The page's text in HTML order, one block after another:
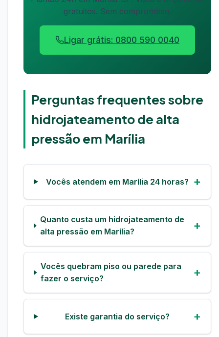
gratuitos. Sem compromisso.
Ligar grátis: 0800 590 0040
Perguntas frequentes sobre
hidrojateamento de alta
pressão em Marília
Vocês atendem em Marília 24 horas?
Quanto custa um hidrojateamento de
alta pressão em Marília?
Vocês quebram piso ou parede para
fazer o serviço?
Existe garantia do serviço?